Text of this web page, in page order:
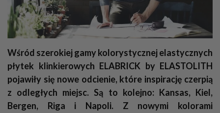
Wśród szerokiej gamy kolorystycznej elastycznych
płytek klinkierowych ELABRICK by ELASTOLITH
pojawiły się nowe odcienie, które inspirację czerpią
z odległych miejsc. Są to kolejno: Kansas, Kiel,
Bergen, Riga i Napoli. Z nowymi kolorami